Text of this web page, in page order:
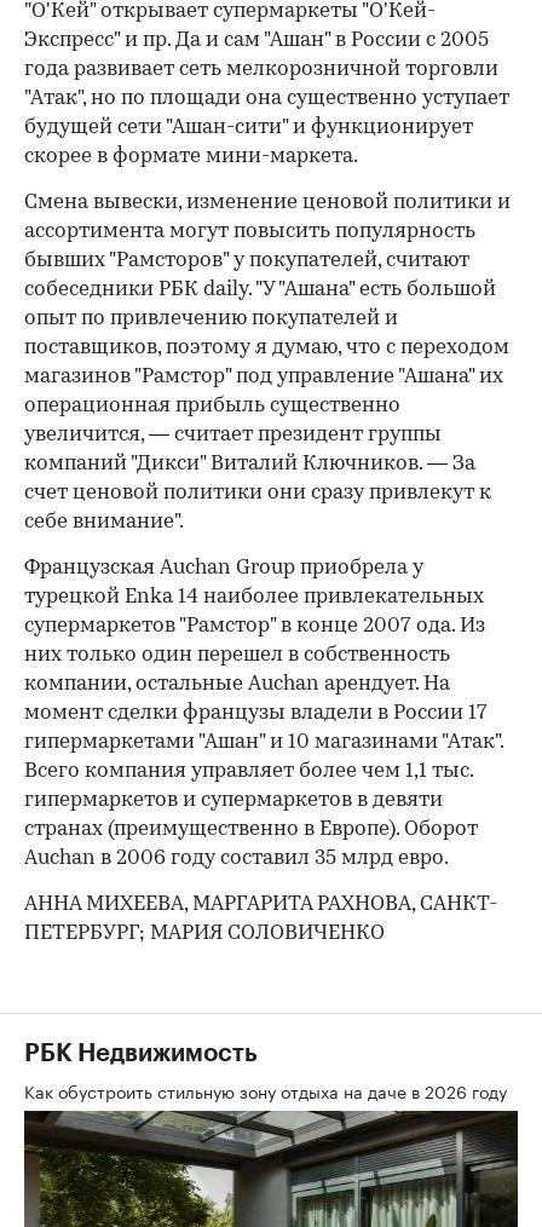
"О'Кей" открывает супермаркеты "О'Кей-
Экспресс" и пр. Да и сам "Ашан" в России с 2005
года развивает сеть мелкорозничной торговли
"Атак", но по площади она существенно уступает
будущей сети "Ашан-сити" и функционирует
скорее в формате мини-маркета.
Смена вывески, изменение ценовой политики и
ассортимента могут повысить популярность
бывших "Рамсторов" у покупателей, считают
собеседники РБК daily. "У "Ашана" есть большой
опыт по привлечению покупателей и
поставщиков, поэтому я думаю, что с переходом
магазинов "Рамстор" под управление "Ашана" их
операционная прибыль существенно
увеличится, — считает президент группы
компаний "Дикси" Виталий Ключников. — За
счет ценовой политики они сразу привлекут к
себе внимание".
Французская Auchan Group приобрела у
турецкой Enka 14 наиболее привлекательных
супермаркетов "Рамстор" в конце 2007 ода. Из
них только один перешел в собственность
компании, остальные Auchan арендует. На
момент сделки французы владели в России 17
гипермаркетами "Ашан" и 10 магазинами "Атак".
Всего компания управляет более чем 1,1 тыс.
гипермаркетов и супермаркетов в девяти
странах (преимущественно в Европе). Оборот
Auchan в 2006 году составил 35 млрд евро.
АННА МИХЕЕВА, МАРГАРИТА РАХНОВА, САНКТ-
ПЕТЕРБУРГ; МАРИЯ СОЛОВИЧЕНКО
РБК Недвижимость
Как обустроить стильную зону отдыха на даче в 2026 году